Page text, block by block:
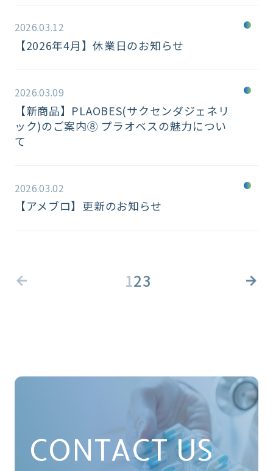
2026.03.12
【2026年4月】休業日のお知らせ
2026.03.09
【新商品】PLAOBES(サクセンダジェネリ
ック)のご案内⑧ プラオベスの魅力につい
て
2026.03.02
【アメブロ】更新のお知らせ
123
CONTACT US